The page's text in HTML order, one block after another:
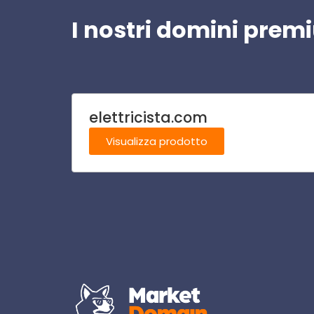
I nostri domini
elettricista.com
Visualizza prodotto